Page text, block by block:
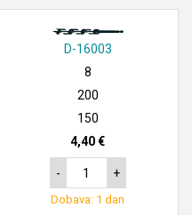
D-16003
8
200
150
4,40 €
- +
Dobava: 1 dan